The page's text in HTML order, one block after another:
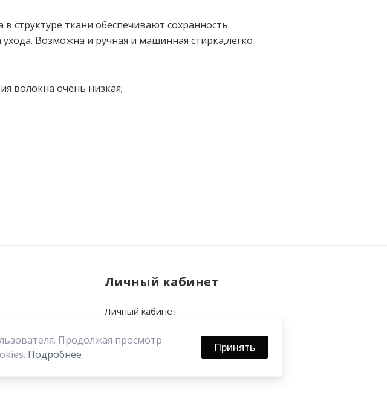
структуре ткани обеспечивают сохранность
ухода. Возможна и ручная и машинная стирка,легко
волокна очень низкая;
Продолжая просмотр
Подробнее
Принять
Личный кабинет
Личный кабинет
Закладки